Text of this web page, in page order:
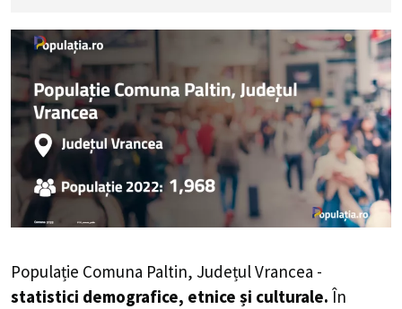
Populație Comuna Paltin, Județul Vrancea -
statistici demografice, etnice și culturale. În